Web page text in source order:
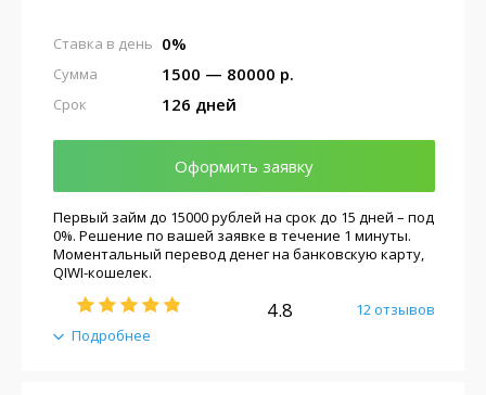
0%
Ставка в день
1500 — 80000 р.
Сумма
126 дней
Срок
Оформить заявку
Подробнее
Первый займ до 15000 рублей на срок до 15 дней – под
0%. Решение по вашей заявке в течение 1 минуты.
Моментальный перевод денег на банковскую карту,
QIWI-кошелек.
4.8 12 отзывов